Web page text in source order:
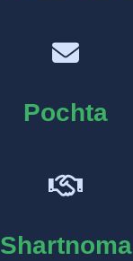
Pochta
Shartnoma